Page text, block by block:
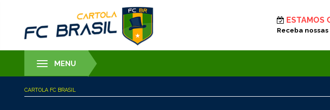
ESTAMOS
Receba
Toggle
navigation
MENU
CARTOLA FC BRASIL